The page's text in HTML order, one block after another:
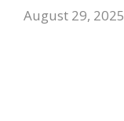
August 29, 2025